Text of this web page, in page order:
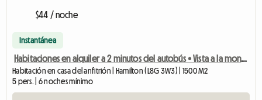
$44 / noche
Instantánea
Habitaciones en alquiler a 2 minutos del autobús • Vista a la montaña
Habitación en casa del anfitrión | Hamilton (L8G 3W3) | 1500 M2
5 pers. | 6 noches mínimo